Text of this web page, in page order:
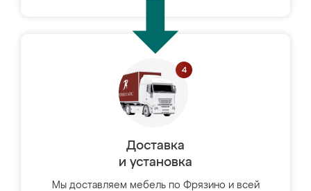
Доставка
и установка
Мы доставляем мебель по Фрязино и всей